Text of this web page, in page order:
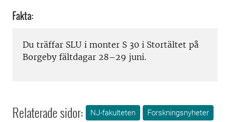
Fakta:
Du träffar SLU i monter S 30 i Stortältet på
Borgeby fältdagar 28–29 juni.
Relaterade sidor: NJ-fakulteten Forskningsnyheter